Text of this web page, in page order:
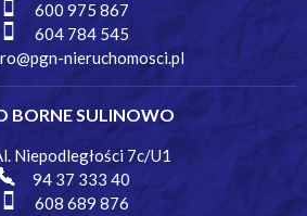
600 975 867
604 784 545
nieruchomosci.pl
BORNE SULINOWO
Niepodległości 7c/U1
94 37 333 40
608 689 876